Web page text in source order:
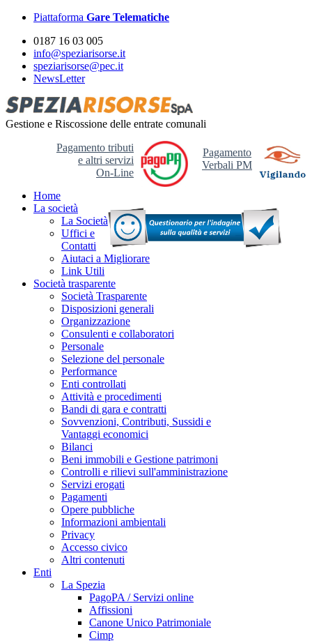
Piattaforma Gare Telematiche
0187 16 03 005
info@speziarisorse.it
speziarisorse@pec.it
NewsLetter
Gestione e Riscossione delle entrate comunali
Pagamento
Verbali PM
Pagamento tributi
e altri servizi
On-Line
Home
La società
La Società
Uffici e
Contatti
Aiutaci a Migliorare
Link Utili
Società trasparente
Società Trasparente
Disposizioni generali
Organizzazione
Consulenti e collaboratori
Personale
Selezione del personale
Performance
Enti controllati
Attività e procedimenti
Bandi di gara e contratti
Sovvenzioni, Contributi, Sussidi e
Vantaggi economici
Bilanci
Beni immobili e Gestione patrimoni
Controlli e rilievi sull'amministrazione
Servizi erogati
Pagamenti
Opere pubbliche
Informazioni ambientali
Privacy
Accesso civico
Altri contenuti
Enti
La Spezia
PagoPA / Servizi online
Affissioni
Canone Unico Patrimoniale
Cimp